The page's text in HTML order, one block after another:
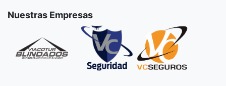
Nuestras Empresas